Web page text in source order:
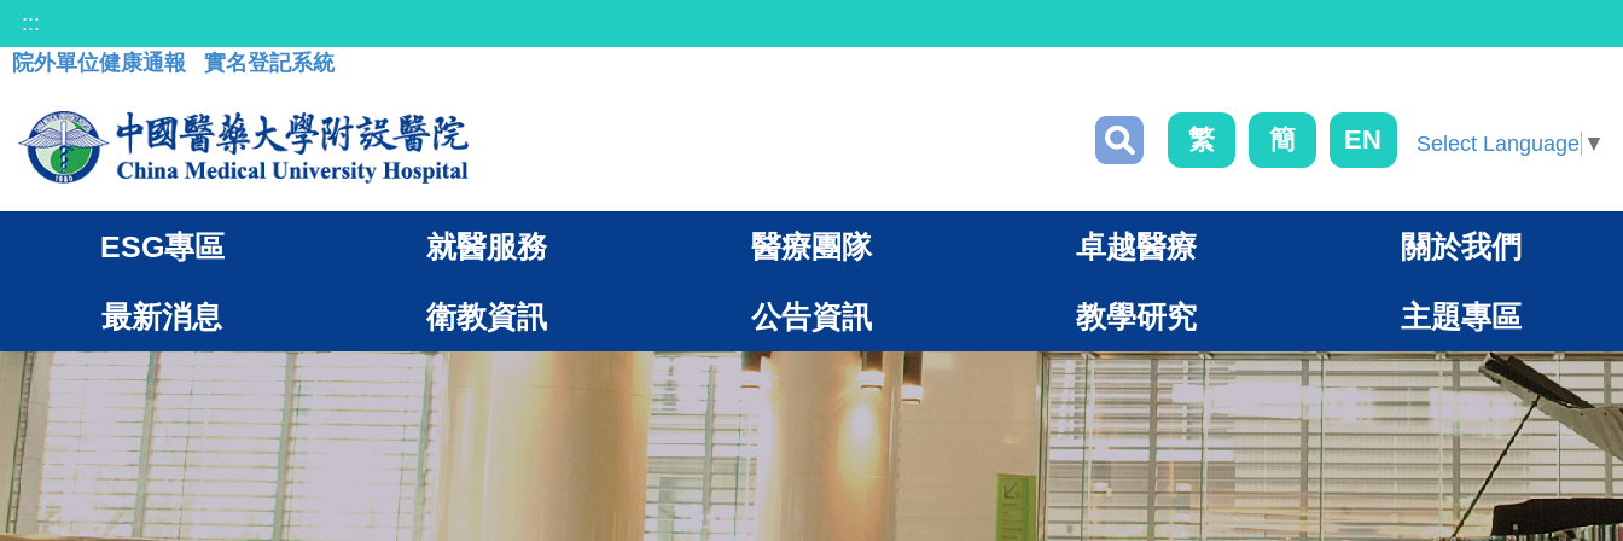
:::
院外單位健康通報
實名登記系統
繁 簡 EN Select Language ▼
ESG專區 就醫服務 醫療團隊 卓越醫療 關於我們
最新消息 衛教資訊 公告資訊 教學研究 主題專區